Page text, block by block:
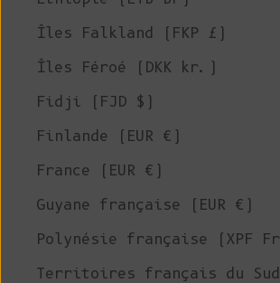
Îles Falkland (FKP £)
Îles Féroé (DKK kr.)
Fidji (FJD $)
Finlande (EUR €)
France (EUR €)
Guyane française (EUR €)
Polynésie française (XPF
Territoires français du Sud